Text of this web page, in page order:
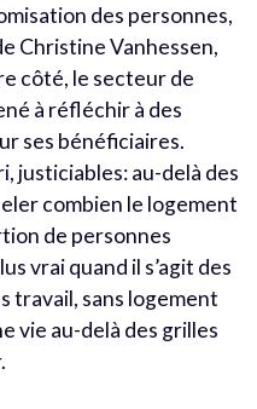
des personnes,
Christine Vanhessen,
côté, le secteur de
à réfléchir à des
ses bénéficiaires.
justiciables: au-delà des
combien le logement
de personnes
vrai quand il s’agit des
travail, sans logement
vie au-delà des grilles